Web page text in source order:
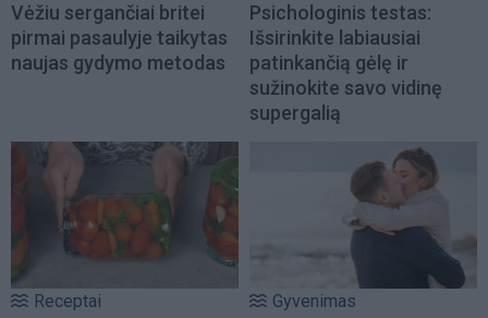
Vėžiu sergančiai britei
pirmai pasaulyje taikytas
naujas gydymo metodas
Psichologinis testas:
Išsirinkite labiausiai
patinkančią gėlę ir
sužinokite savo vidinę
supergalią
Receptai Gyvenimas